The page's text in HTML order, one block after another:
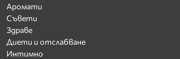
Аромати
Съвети
Здраве
Диети и отслабване
Интимно